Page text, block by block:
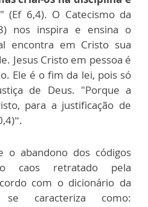
" (Ef 6,4). O Catecismo da
nos inspira e ensina o
encontra em Cristo sua
Jesus Cristo em pessoa é
Ele é o fim da lei, pois só
de Deus. "Porque a
para a justificação de
o abandono dos códigos
caos retratado pela
com o dicionário da
se caracteriza como: